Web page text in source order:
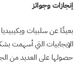
إنجازات وجوائز
بعيدًا عن سلبيات
الإيجابيات التي أسهمت
حصولها على العديد من